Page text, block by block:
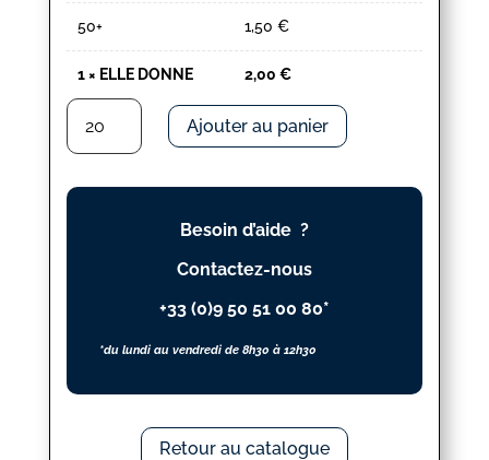
50+ 1,50 €
1× ELLE DONNE 2,00 €
quantité
ELLE
DONNE
Ajouter au panier
Besoin d’aide ?
Contactez-nous
+33 (0)9 50 51 00 80*
*du lundi au vendredi de 8h30 à 12h30
Retour au catalogue